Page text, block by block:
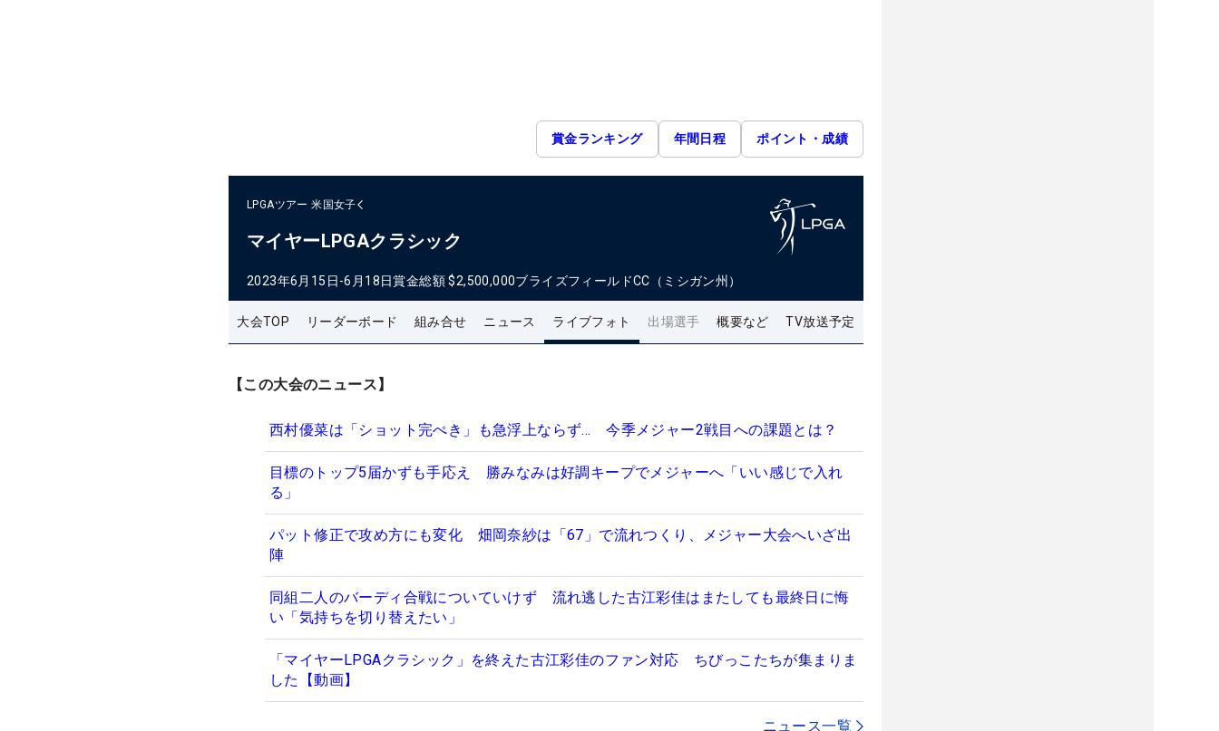
賞金ランキング 年間日程 ポイント・成績
LPGAツアー 米国女子
マイヤーLPGAクラシック
2023年6月15日-6月18日賞金総額 $2,500,000ブライズフィールドCC（ミシガン州）
大会TOP リーダーボード 組み合せ ニュース ライブフォト 出場選手 概要など TV放送予定
【この大会のニュース】
西村優菜は「ショット完ぺき」も急浮上ならず… 今季メジャー2戦目への課題とは？
目標のトップ5届かずも手応え 勝みなみは好調キープでメジャーへ「いい感じで入れ
る」
パット修正で攻め方にも変化 畑岡奈紗は「67」で流れつくり、メジャー大会へいざ出
陣
同組二人のバーディ合戦についていけず 流れ逃した古江彩佳はまたしても最終日に悔
い「気持ちを切り替えたい」
「マイヤーLPGAクラシック」を終えた古江彩佳のファン対応 ちびっこたちが集まりま
した【動画】
ニュース一覧